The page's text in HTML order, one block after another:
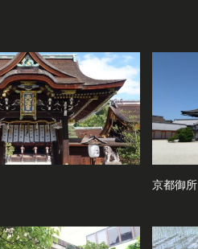
京都御所